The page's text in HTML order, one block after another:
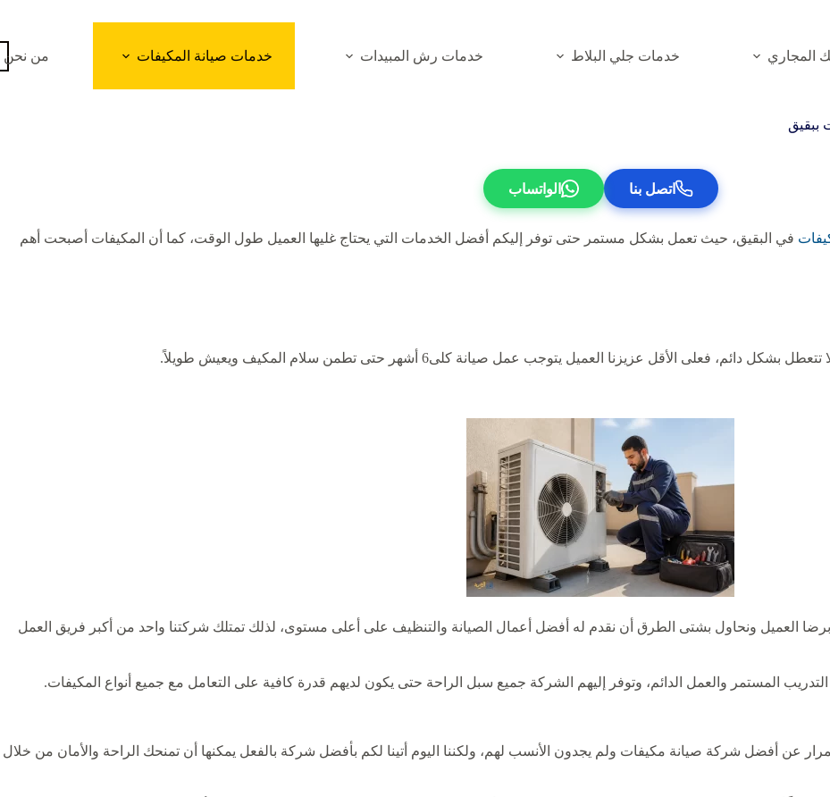
المجاري خدمات جلي البلاط خدمات رش المبيدات خدمات صيانة المكيفات من نحن
ببقيق
اتصل بنا الواتساب
في البقيق، حيث تعمل بشكل مستمر حتى توفر إليكم أفضل الخدمات التي يحتاج غليها العميل طول الوقت، كما أن المكيفات أصبحت أهم
الأقل عزيزنا العميل يتوجب عمل صيانة كلى6 أشهر حتى تطمن سلام المكيف ويعيش طويلاً.
ونحاول بشتى الطرق أن نقدم له أفضل أعمال الصيانة والتنظيف على أعلى مستوى، لذلك تمتلك شركتنا واحد من أكبر فريق العمل
المستمر والعمل الدائم، وتوفر إليهم الشركة جميع سبل الراحة حتى يكون لديهم قدرة كافية على التعامل مع جميع أنواع المكيفات.
عن أفضل شركة صيانة مكيفات ولم يجدون الأنسب لهم، ولكننا اليوم أتينا لكم بأفضل شركة بالفعل يمكنها أن تمنحك الراحة والأمان من خلال